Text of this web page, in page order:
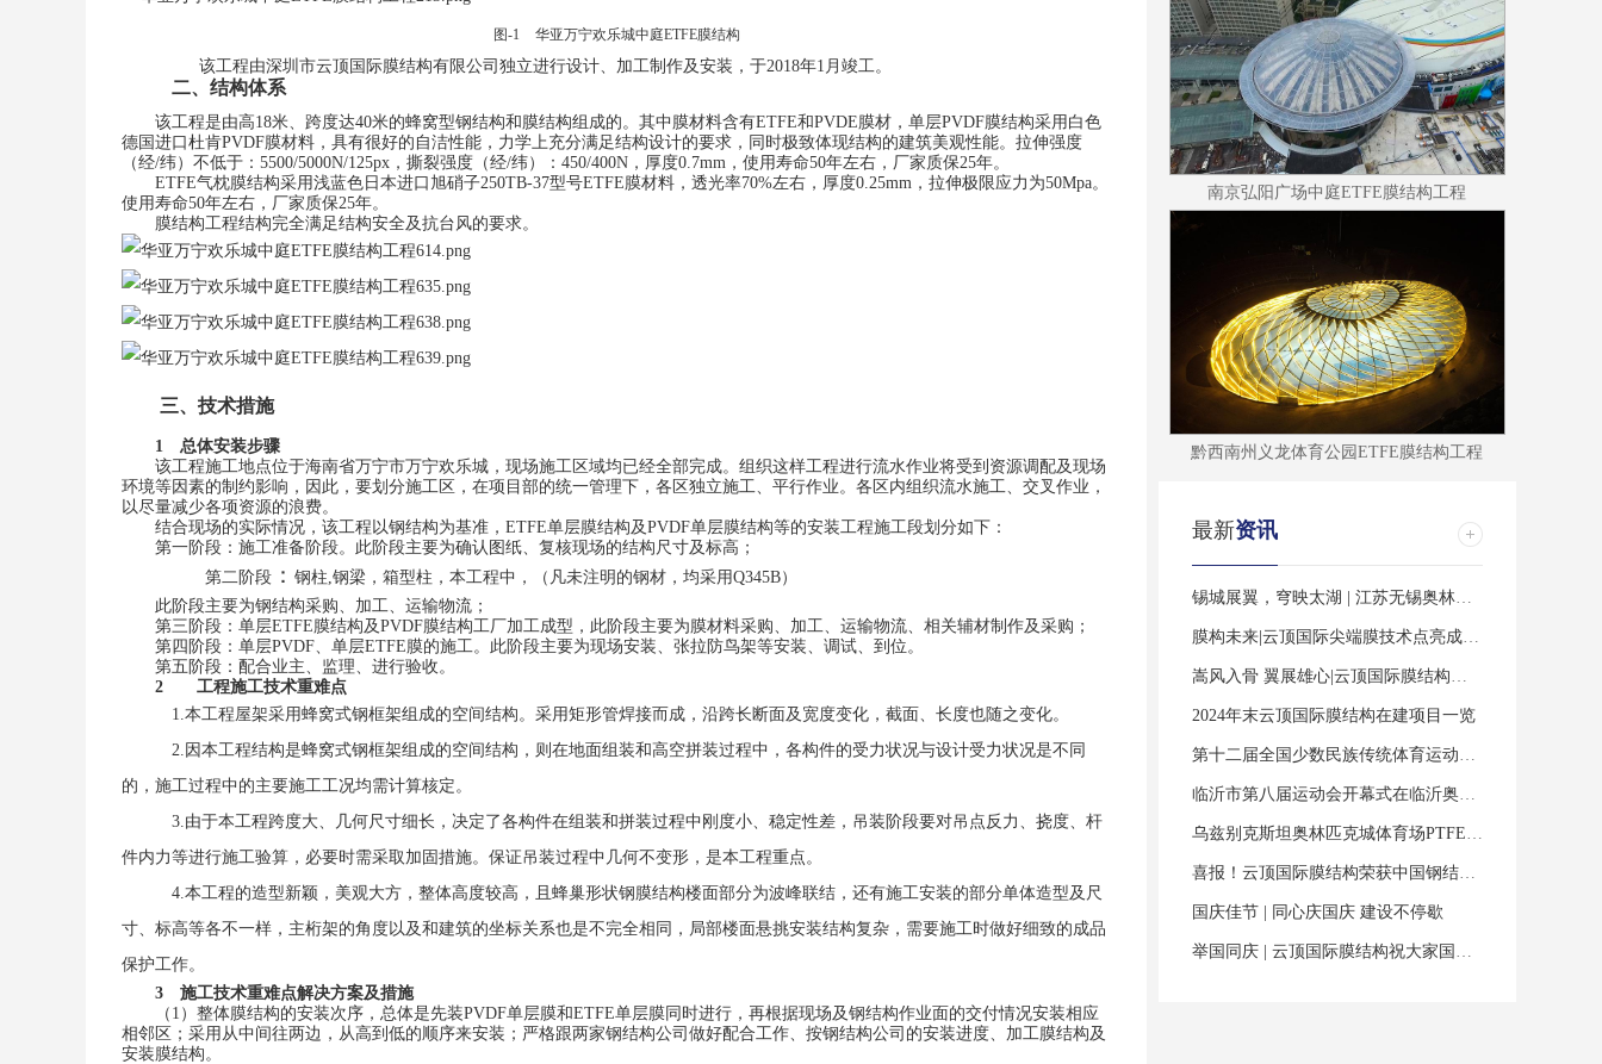
图-1 华亚万宁欢乐城中庭ETFE膜结构
该工程由深圳市云顶国际膜结构有限公司 独立进行设计、 加工制作及安装 ， 于2018年1 月竣工。
二、结构体系
该工程是由高18米、跨度达40米的蜂窝型钢结构和膜结构组成的。其中膜材料含有ETFE和PVDE膜材， 单层PVDF膜结构采用白色
德国进口杜肯PVDF膜材料，具有很好的自洁性能，力学上充分满足结构设计的要求，同时极致体现结构的建筑美观性能。拉伸强度
（经/纬）不低于： 5500/5000N/125px ，撕裂强度（经/纬）： 450/400N ，厚度0.7mm ， 使用寿命50年左右，厂家质保25年。
ETFE气枕膜结构采用浅蓝色日本进口旭硝子250TB-37型号ETFE膜材料，透光率70%左右，厚度0.25mm ，拉伸极限应力为50Mpa。
使用寿命50年左右，厂家质保25年。
膜结构工程结构完全满足结构安全及抗台风的要求。
三、技术措施
1
总体安装步骤
该工程施工地点位于海南省万宁市万宁欢乐城 ，现场施工区域均已经全部完成。 组织这样工程进行流水作业将受到资源调配及现场
环境等因素的制约影响，因此 ， 要划分施工区 ， 在项目部的统一管理下 ， 各区独立施工、平行作业。各区内组织流水施工、交叉作业 ，
以尽量减少各项资源的浪费。
结合现场的实际情况， 该工程以钢结构为基准， ETFE单层膜结构及PVDF单层膜结构等的安装工程施工段划分如下：
第一阶段：施工准备阶段。 此阶段主要为确认图纸、复核现场的结构尺寸及标高；
第二阶段 ： 钢柱,钢梁，箱型柱，本工程中， （ 凡未注明的钢材 ，均采用Q345B）
此阶段主要为钢结构采购、加工、运输物流；
第三阶段 ： 单层ETFE膜结构及PVDF膜结构工厂加工成型，此阶段主要为膜材料采购、加工、运输物流、相关辅材制作及采购；
第四 阶段：单层PVDF、 单层ETFE膜的施工。此阶段主要为现场安装、张拉防鸟架等安装、调试、到位。
第五 阶段：配合业主、监理、进行验收。
2
工程施工技术重难点
1.本工程屋架采用蜂窝式钢框架组成的空间结构。采用矩形管焊接而成，沿跨长断面及宽度变化，截面、长度也随之变化。
2. 因本工程结构是蜂窝式钢框架组成的空间结构，则在地面组装和高空拼装过程中，各构件的受力状况与设计受力状况是不同
的，施工过程中的主要施工工况均需计算核定。
3.由于本工程跨度大、几何尺寸细长，决定了各构件在组装和拼装过程中刚度小、稳定性差，吊装阶段要对吊点反力、挠度、杆
件内力等进行施工验算，必要时需采取加固措施。保证吊装过程中几何不变形，是本工程重点。
4.本工程的造型新颖，美观大方，整体高度较高，且蜂巢形状钢膜结构楼面部分为波峰联结，还有施工安装的部分单体造型及尺
寸、标高等各不一样，主桁架的角度以及和建筑的坐标关系也是不完全相同，局部楼面悬挑安装结构复杂，需要施工时做好细致的成品
保护工作。
3 施工技术重难点解决方案及措施
（ 1 ） 整体膜结构的安装次序，总体是先装PVDF单层膜和ETFE单层膜同时进行 ，再根据现场及钢结构作业面的交付情况安装相应
相邻区；采用从中间往两边，从高到低的顺序来安装；严格跟两家钢结构公司做好配合工作、按钢结构公司的安装进度、加工膜结构及
安装膜结构。
南京弘阳广场中庭ETFE膜结构工程
黔西南州义龙体育公园ETFE膜结构工程
最新资讯
锡城展翼，穹映太湖 | 江苏无锡奥林匹克体育中心
膜构未来|云顶国际尖端膜技术点亮成都“科技之树”
嵩风入骨 翼展雄心|云顶国际膜结构擘画中原高铁港数字展贸城新篇
2024年末云顶国际膜结构在建项目一览
第十二届全国少数民族传统体育运动会开幕式主场馆三亚市体育中心全新
临沂市第八届运动会开幕式在临沂奥体公园体育场举行
乌兹别克斯坦奥林匹克城体育场PTFE膜结构工程完工了
喜报！云顶国际膜结构荣获中国钢结构协会技术创新奖
国庆佳节 | 同心庆国庆 建设不停歇
举国同庆 | 云顶国际膜结构祝大家国庆佳节快乐！